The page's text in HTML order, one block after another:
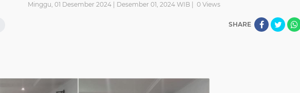
Minggu, 01 Desember 2024 | Desember 01, 2024 WIB | 0Views
SHARE